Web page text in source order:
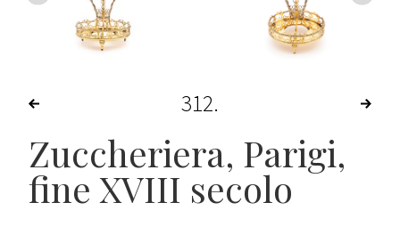
312
Zuccheriera, Parigi,
fine XVIII secolo